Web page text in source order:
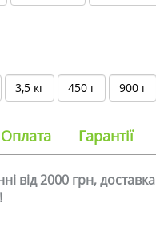
3,5 кг 450 г 900 г
Оплата Гарантії
від 2000 грн, доставка